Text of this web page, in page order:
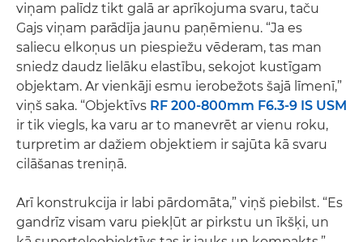
viņam palīdz tikt galā ar aprīkojuma svaru, taču
Gajs viņam parādīja jaunu paņēmienu. “Ja es
saliecu elkoņus un piespiežu vēderam, tas man
sniedz daudz lielāku elastību, sekojot kustīgam
objektam. Ar vienkāji esmu ierobežots šajā līmenī,”
viņš saka. “Objektīvs RF 200-800mm F6.3-9 IS USM
ir tik viegls, ka varu ar to manevrēt ar vienu roku,
turpretim ar dažiem objektiem ir sajūta kā svaru
cilāšanas treniņā.
Arī konstrukcija ir labi pārdomāta,” viņš piebilst. “Es
gandrīz visam varu piekļūt ar pirkstu un īkšķi, un